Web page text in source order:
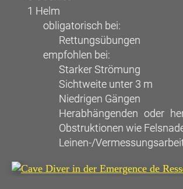
1 Helm
obligatorisch bei:
Rettungsübungen
empfohlen bei:
Starker Strömung
Sichtweite unter 3 m
Niedrigen Gängen
Herabhängenden oder
Obstruktionen wie
Leinen-/